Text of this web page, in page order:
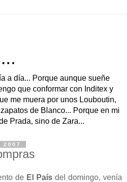
a día... Porque aunque sueñe
que conformar con Inditex y
me muera por unos Louboutin,
de Blanco... Porque en mi
Prada, sino de Zara...
de El País del domingo, venía